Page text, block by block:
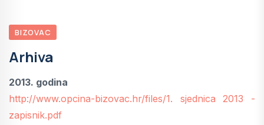
BIZOVAC
Arhiva
2013. godina
http://www.opcina-bizovac.hr/files/1. sjednica 2013 -
zapisnik.pdf